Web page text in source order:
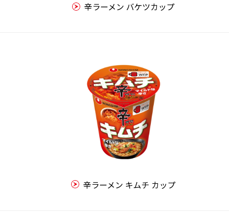
辛ラーメン バケツカップ
辛ラーメン キムチ カップ